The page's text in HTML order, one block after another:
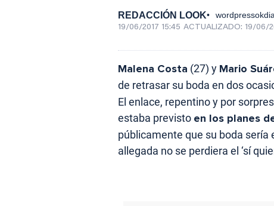
REDACCIÓN LOOK
19/06/2017 15:45 ACTUALIZADO: 19/06/
Malena Costa (27) y Mario
de retrasar su boda en dos
El enlace, repentino y por
estaba previsto en los planes
públicamente que su boda
allegada no se perdiera el ‘sí